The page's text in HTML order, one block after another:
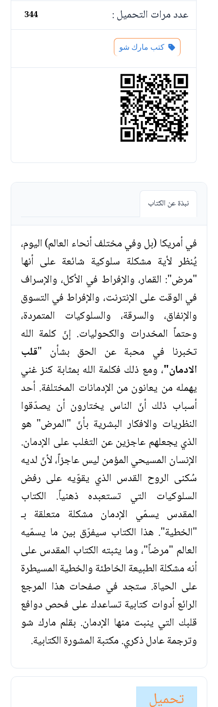
عدد مرات التحميل : 344
كتب مارك شو
نبذة عن الكتاب
في أمريكا (بل وفي مختلف أنحاء العالم) اليوم،
يُنظر لأية مشكلة سلوكية شائعة على أنها
"مرض": القمار، والإفراط في الأكل، والإسراف
في الوقت على الإنترنت، والإفراط في التسوق
والإنفاق، والسرقة، والسلوكيات المتمردة،
وحتماً المخدرات والكحوليات. إنّ كلمة الله
تخبرنا في محبة عن الحق بشأن "قلب
الادمان"، ومع ذلك فكلمة الله بمثابة كنز غني
يهمله من يعانون من الإدمانات المختلفة. أحد
أسباب ذلك أنّ الناس يختارون أن يصدّقوا
النظريات والافكار البشرية بأنّ "المرض" هو
الذي يجعلهم عاجزين عن التغلب على الإدمان.
الإنسان المسيحي المؤمن ليس عاجزاً، لأنّ لديه
سُكنى الروح القدس الذي يقوّيه على رفض
السلوكيات التي تستعبده ذهنياً. الكتاب
المقدس يسمّي الإدمان مشكلة متعلقة بـ
"الخطية". هذا الكتاب سيفرّق بين ما يسمّيه
العالم "مرضاً"، وما يثبته الكتاب المقدس على
أنه مشكلة الطبيعة الخاطئة والخطية المسيطرة
على الحياة. ستجد في صفحات هذا المرجع
الرائع أدوات كتابية تساعدك على فحص دوافع
قلبك التي ينبت منها الإدمان. بقلم مارك شو
وترجمة عادل ذكري. مكتبة المشورة الكتابية.
تحميل